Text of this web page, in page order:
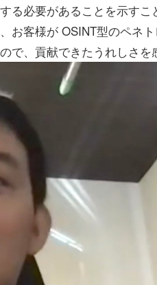
る必要があることを示すこ
お客様が OSINT型のペネ
、貢献できたうれしさを